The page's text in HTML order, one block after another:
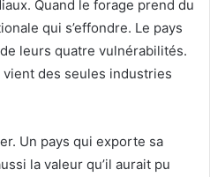
Quand le forage prend du
qui s’effondre. Le pays
leurs quatre vulnérabilités.
vient des seules industries
Un pays qui exporte sa
la valeur qu’il aurait pu